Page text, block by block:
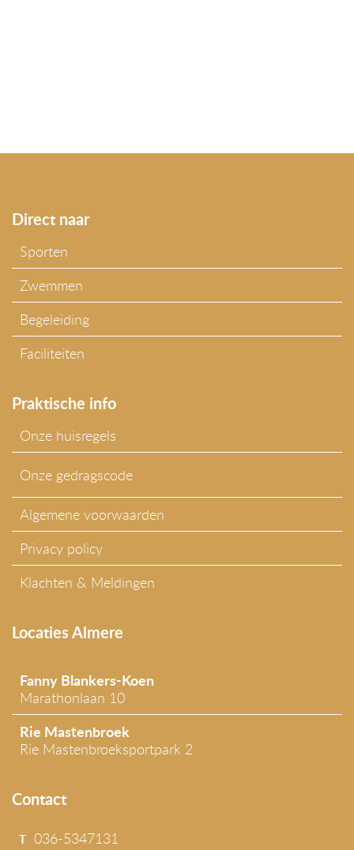
Direct naar
Sporten
Zwemmen
Begeleiding
Faciliteiten
Praktische info
Onze huisregels
Onze gedragscode
Algemene voorwaarden
Privacy policy
Klachten & Meldingen
Locaties Almere
Fanny Blankers-Koen
Marathonlaan 10
Rie Mastenbroek
Rie Mastenbroeksportpark 2
Contact
T 036-5347131